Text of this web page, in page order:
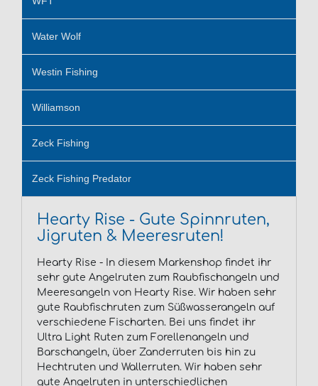
Water Wolf
Westin Fishing
Williamson
Zeck Fishing
Zeck Fishing Predator
Hearty Rise - Gute Spinnruten,
Jigruten & Meeresruten!
Hearty Rise - In diesem Markenshop findet ihr
sehr gute Angelruten zum Raubfischangeln und
Meeresangeln von Hearty Rise. Wir haben sehr
gute Raubfischruten zum Süßwasserangeln auf
verschiedene Fischarten. Bei uns findet ihr
Ultra Light Ruten zum Forellenangeln und
Barschangeln, über Zanderruten bis hin zu
Hechtruten und Wallerruten. Wir haben sehr
gute Angelruten in unterschiedlichen